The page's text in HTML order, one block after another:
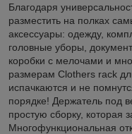
Благодаря
разместить на полках
аксессуары: одежду,
головные уборы,
коробки с мелочами и
размерам Clothers rack
испачкаются и не
порядке! Держатель под
простую сборку, которая
Многофункциональная